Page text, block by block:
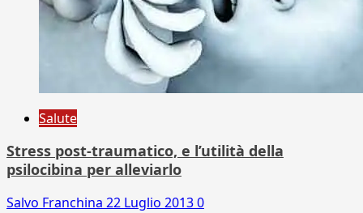
Salute
Stress post-traumatico, e l’utilità della
psilocibina per alleviarlo
Salvo Franchina 22 Luglio 20130